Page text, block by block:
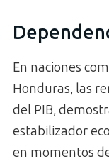
En naciones
Honduras, las
del PIB,
estabilizador
en momentos